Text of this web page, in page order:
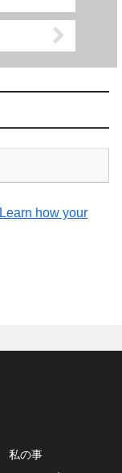
Learn how your
私の事